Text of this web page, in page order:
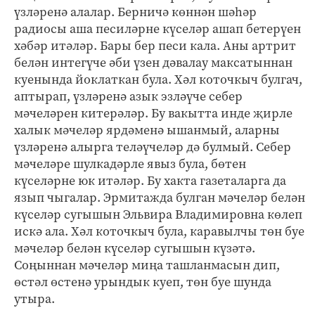
үзләренә алалар. Берничә көннән шәһәр
радиосы аша песиләрне күселәр ашап бетерүен
хәбәр итәләр. Бары бер песи кала. Аны артрит
белән интегүче әби үзен дәвалау максатыннан
куенында йоклаткан була. Хәл коточкыч булгач,
аптырап, үзләренә азык эзләүче себер
мәчеләрен китерәләр. Бу вакытта инде җирле
халык мәчеләр ярдәменә ышанмый, аларны
үзләренә алырга теләүчеләр дә булмый. Себер
мәчеләре шулкадәрле явыз була, бөтен
күселәрне юк итәләр. Бу хакта газеталарга да
язып чыгалар. Эрмитажда булган мәчеләр белән
күселәр сугышын Эльвира Владимировна көлеп
искә ала. Хәл коточкыч була, каравылчы төн буе
мәчеләр белән күселәр сугышын күзәтә.
Соңыннан мәчеләр миңа ташланмасын дип,
өстәл өстенә урындык куеп, төн буе шунда
утыра.